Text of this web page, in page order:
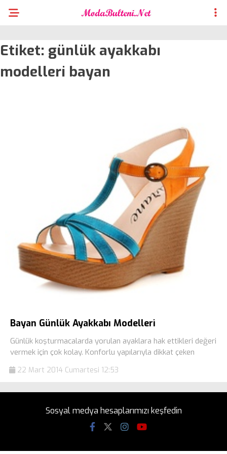
Etiket: günlük ayakkabı
modelleri bayan
Bayan Günlük Ayakkabı Modelleri
Günlük koşturmacalarda yorulan ayaklara hak ettikleri değeri
vermek için çok kolay. Konforlu yapılarıyla dikkat çeken
22 Mart 2014 Cumartesi 12:53
Sosyal medya hesaplarımızı keşfedin